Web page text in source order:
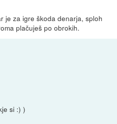
je za igre škoda denarja, sploh
plačuješ po obrokih.
si :) )